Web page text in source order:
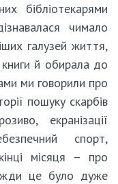
бібліотекарями
чимало
галузей життя,
й обирала до
ми говорили про
пошуку скарбів
екранізації
спорт,
місяця – про
це було дуже